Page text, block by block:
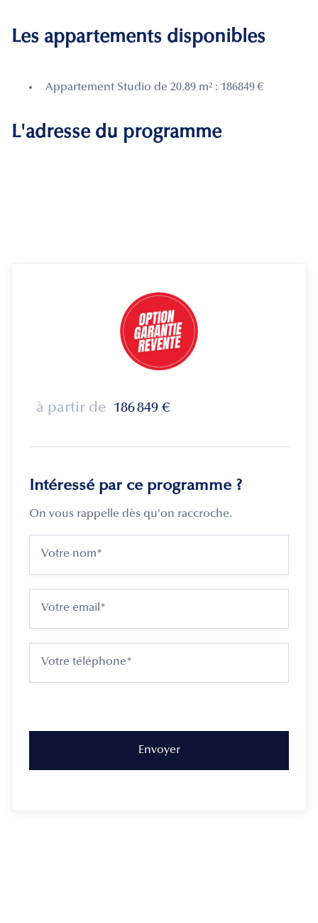
Les appartements disponibles
Appartement Studio de 20.89 m² : 186849 €
L'adresse du programme
à partir de 186 849 €
Intéressé par ce programme ?
On vous rappelle dès qu'on raccroche.